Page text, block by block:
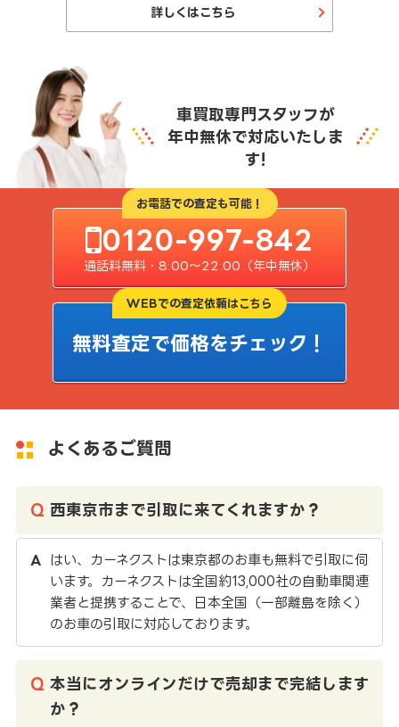
詳しくはこちら
車買取専門スタッフが
年中無休で対応いたしま
す!
お電話での査定も可能！
0120-997-842
通話料無料・8:00〜22:00（年中無休）
WEBでの査定依頼はこちら
無料査定で価格をチェック！
よくあるご質問
西東京市まで引取に来てくれますか？
はい、カーネクストは東京都のお車も無料で引取に伺
います。カーネクストは全国約13,000社の自動車関連
業者と提携することで、日本全国（一部離島を除く）
のお車の引取に対応しております。
本当にオンラインだけで売却まで完結します
か？